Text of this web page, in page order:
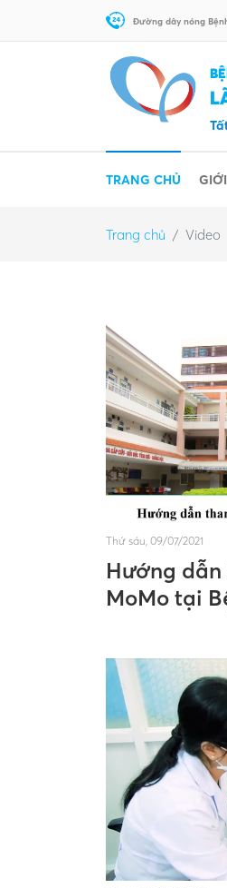
Đường dây nóng
TRANG CHỦ
Trang chủ Video
Thứ sáu, 09/07/2021
Hướng
MoMo tại